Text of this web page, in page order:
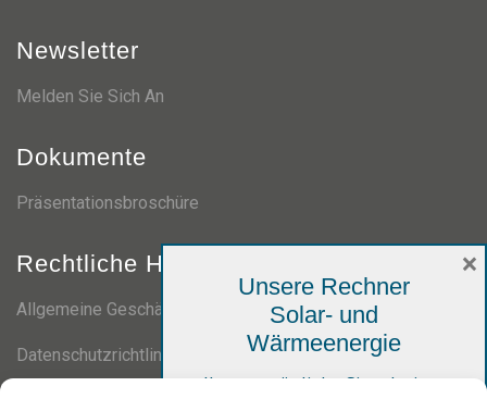
Newsletter
Melden Sie Sich An
Dokumente
Präsentationsbroschüre
Rechtliche Hinweise
Allgemeine Geschäftsbedingungen
Datenschutzrichtlinie
Unsere Rechner
Solar- und
Wärmeenergie
Ihre persönliche Simulation,
×